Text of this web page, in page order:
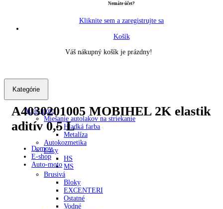
Nemáte účet?
Kliknite sem a zaregistrujte sa
Košík
Váš nákupný košík je prázdny!
Kategórie
Auto-moto
Miešanie autolakov na striekanie
Hladká farba
Metalíza
Autokozmetika
Laky
HS
MS
Brusivá
Bloky
EXCENTERI
Ostatné
Vodné
A4030201005 MOBIHEL 2K elastik
aditív 0,5 L
Domov
E-shop
Auto-moto